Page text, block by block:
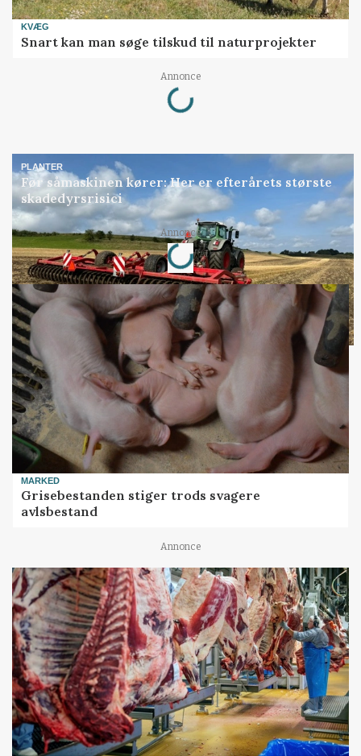
KVÆG
Snart kan man søge tilskud til naturprojekter
Annonce
Loading...
PLANTER
Før såmaskinen kører: Her er efterårets største
skadedyrsrisici
Annonce
Loading...
MARKED
Grisebestanden stiger trods svagere
avlsbestand
Annonce